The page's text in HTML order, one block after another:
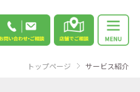
トップページ サービス紹介